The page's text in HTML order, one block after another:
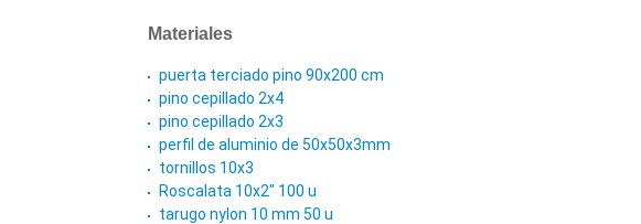
Materiales
puerta terciado pino 90x200 cm
pino cepillado 2x4
pino cepillado 2x3
perfil de aluminio de 50x50x3mm
tornillos 10x3
Roscalata 10x2" 100 u
tarugo nylon 10 mm 50 u